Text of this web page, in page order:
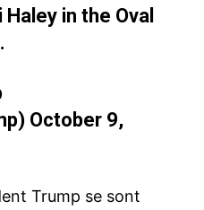
in the Oval
October 9,
Trump se sont